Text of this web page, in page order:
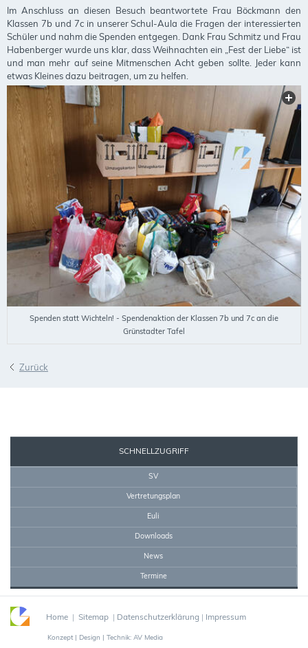
Im Anschluss an diesen Besuch beantwortete Frau Böckmann den
Klassen 7b und 7c in unserer Schul-Aula die Fragen der interessierten
Schüler und nahm die Spenden entgegen. Dank Frau Schmitz und Frau
Habenberger wurde uns klar, dass Weihnachten ein „Fest der Liebe“ ist
und man mehr auf seine Mitmenschen Acht geben sollte. Jeder kann
etwas Kleines dazu beitragen, um zu helfen.
Spenden statt Wichteln! - Spendenaktion der Klassen 7b und 7c an die
Grünstadter Tafel
Zurück
SCHNELLZUGRIFF
SV
Vertretungsplan
Euli
Downloads
News
Termine
Home | Sitemap | Datenschutzerklärung | Impressum
Konzept | Design | Technik: AV Media